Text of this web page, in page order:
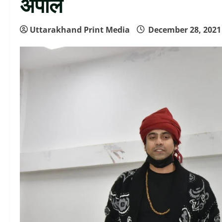
Uttarakhand Print Media December 28,